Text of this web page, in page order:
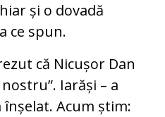
și o dovadă
ce spun.
că Nicușor Dan
Iarăși – a
înșelat. Acum știm: